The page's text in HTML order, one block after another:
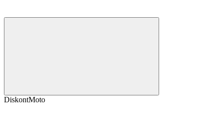
DiskontMoto